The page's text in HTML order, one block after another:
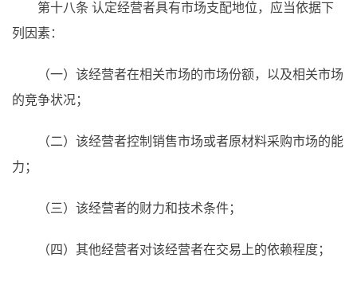
第十八条 认定经营者具有市场支配地位，应当依据下
列因素：
（一）该经营者在相关市场的市场份额，以及相关市场
的竞争状况；
（二）该经营者控制销售市场或者原材料采购市场的能
力；
（三）该经营者的财力和技术条件；
（四）其他经营者对该经营者在交易上的依赖程度；